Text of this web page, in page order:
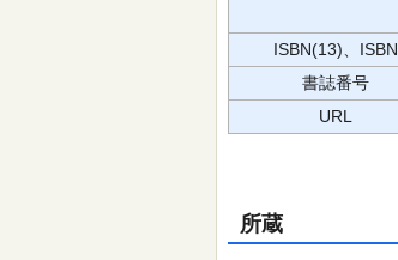
ISBN(13)、ISBN
書誌番号
URL
所蔵